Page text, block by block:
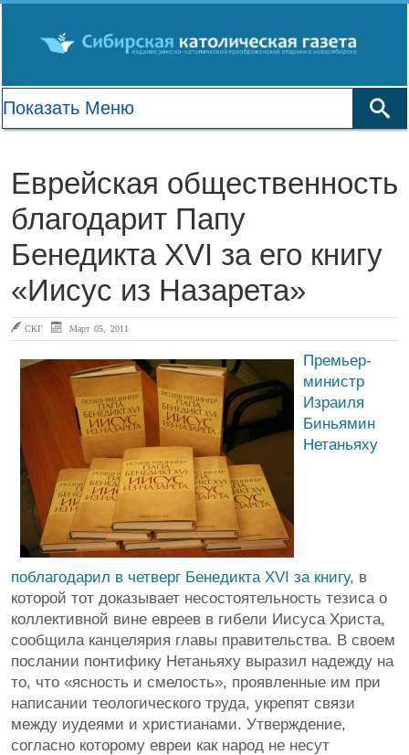
Еврейская общественность
благодарит Папу
Бенедикта XVI за его книгу
«Иисус из Назарета»
СКГ Март 05, 2011
Премьер-
министр
Израиля
Биньямин
Нетаньяху
поблагодарил в четверг Бенедикта XVI за книгу, в
которой тот доказывает несостоятельность тезиса о
коллективной вине евреев в гибели Иисуса Христа,
сообщила канцелярия главы правительства. В своем
послании понтифику Нетаньяху выразил надежду на
то, что «ясность и смелость», проявленные им при
написании теологического труда, укрепят связи
между иудеями и христианами. Утверждение,
согласно которому евреи как народ не несут